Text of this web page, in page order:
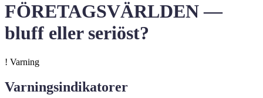
FÖRETAGSVÄRLDEN —
bluff eller seriöst?
! Varning
Varningsindikatorer